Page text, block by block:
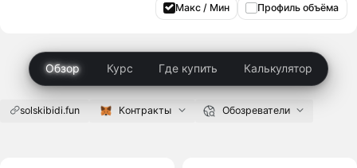
Макс / Мин Профиль объёма
Обзор Курс Где купить Калькулятор
solskibidi.fun Контракты Обозреватели